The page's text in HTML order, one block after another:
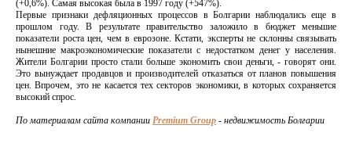
(+0,6%). Самая высокая была в 1997 году (+547%).
Первые признаки дефляционных процессов в Болгарии наблюдались еще в
прошлом году. В результате правительство заложило в бюджет меньшие
показатели роста цен, чем в еврозоне. Кстати, эксперты не склонны связывать
нынешние макроэкономические показатели с недостатком денег у населения.
Жители Болгарии просто стали больше экономить свои деньги, - говорят они.
Это вынуждает продавцов и производителей отказаться от планов повышения
цен. Впрочем, это не касается тех секторов экономики, в которых сохраняется
высокий спрос.
По материалам сайта компании Premium Group - недвижимость Болгарии